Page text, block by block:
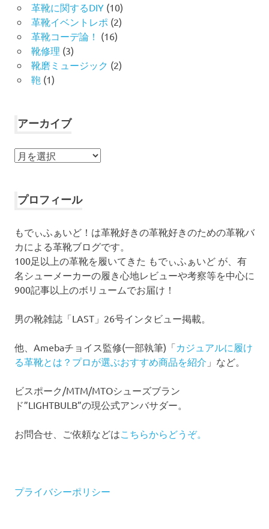
革靴に関するDIY(10)
革靴イベントレポ (2)
革靴コーデ論！ (16)
靴修理 (3)
靴磨ミュージック (2)
鞄 (1)
アーカイブ
ア
イ
プロフィール
もでぃふぁいど！は革靴好きの革靴好きのための革靴バ
カによる革靴ブログです。
100足以上の革靴を履いてきた もでぃふぁいど が、有
名シューメーカーの履き心地レビューや考察等を中心に
900記事以上のボリュームでお届け！
男の靴雑誌「LAST」26号インタビュー掲載。
他、Amebaチョイス監修(一部執筆)「カジュアルに履け
る革靴とは？プロが選ぶおすすめ商品を紹介 」など。
ビスポーク/MTM/MTOシューズブラン
ド”LIGHTBULB”の現公式アンバサダー。
お問合せ、ご依頼などは こちらからどうぞ。
プライバシーポリシー